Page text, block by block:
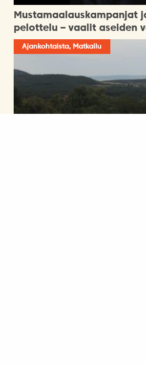
Mustamaalauskampanjat
pelottelu – vaalit aseiden
Ajankohtaista, Matkailu